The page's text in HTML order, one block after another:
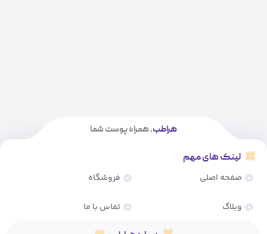
هراطب، همراه پوست شما
لینک های مهم
صفحه اصلی
وبلاگ
فروشگاه
تماس با ما